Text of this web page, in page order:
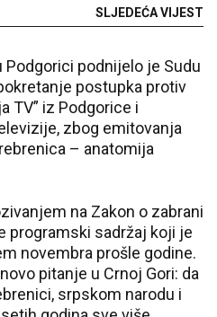
SLJEDEĆA VIJEST
podnijelo je Sudu
postupka protiv
TV” iz Podgorice i
zbog emitovanja
– anatomija
na Zakon o zabrani
programski sadržaj koji je
novembra prošle godine.
pitanje u Crnoj Gori: da
srpskom narodu i